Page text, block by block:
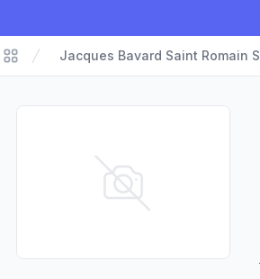
Matvarer
Jacques Bavard Saint Romain